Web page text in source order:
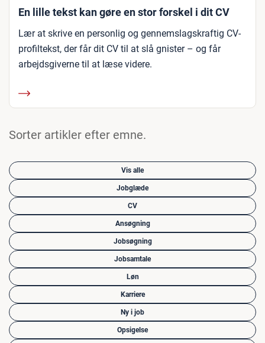
En lille tekst kan gøre en stor forskel i dit CV
Lær at skrive en personlig og gennemslagskraftig CV-
profiltekst, der får dit CV til at slå gnister – og får
arbejdsgiverne til at læse videre.
Sorter artikler efter emne.
Vis alle
Jobglæde
CV
Ansøgning
Jobsøgning
Jobsamtale
Løn
Karriere
Ny i job
Opsigelse